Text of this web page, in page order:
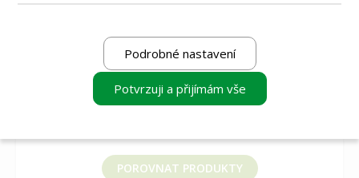
k porovnání
vyberte produkt
k porovnání
k porovnání
POROVNAT PRODUKTY
Podrobné nastavení
Potvrzuji a přijímám vše